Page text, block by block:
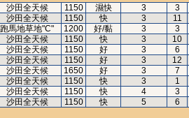
沙田全天候 1150 濕快 3
3
沙田全天候 1150 快 3
11
跑馬地草地"C" 1200 好/黏 3
3
沙田全天候 1150 快 3
10
沙田全天候 1150 好 3
6
沙田全天候 1150 好 3
12
沙田全天候 1650 好 3
7
沙田全天候 1150 快 3
1
沙田全天候 1150 快 4
3
沙田全天候 1150 快 5
6